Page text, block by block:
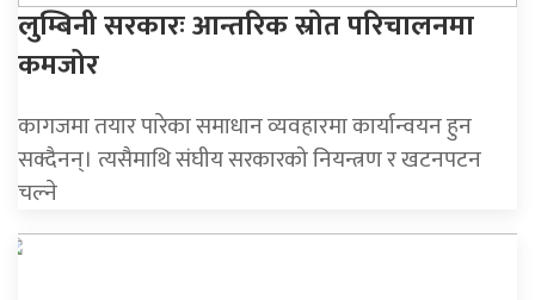
लुम्बिनी सरकारः आन्तरिक स्रोत परिचालनमा
कमजोर
कागजमा तयार पारेका समाधान व्यवहारमा कार्यान्वयन हुन
सक्दैनन्। त्यसैमाथि संघीय सरकारको नियन्त्रण र खटनपटन
चल्ने